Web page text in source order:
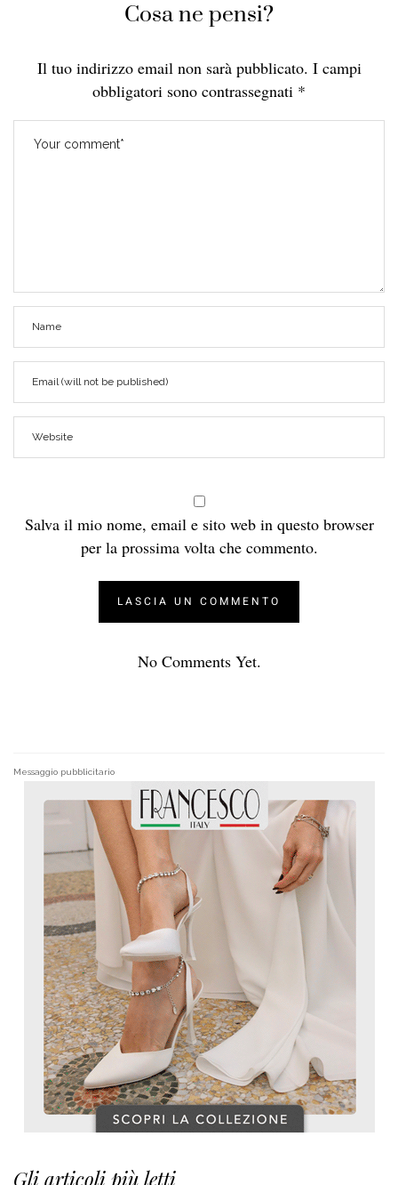
Cosa ne pensi?
Il tuo indirizzo email non sarà pubblicato. I campi
obbligatori sono contrassegnati *
Salva il mio nome, email e sito web in questo browser
per la prossima volta che commento.
No Comments Yet.
Messaggio pubblicitario
Gli articoli più letti